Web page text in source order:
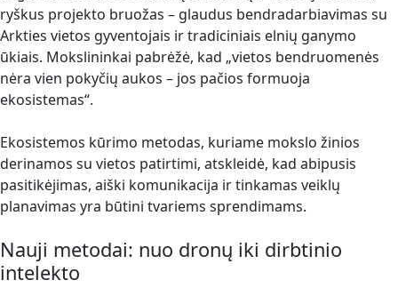
ryškus projekto bruožas – glaudus bendradarbiavimas su
Arkties vietos gyventojais ir tradiciniais elnių ganymo
ūkiais. Mokslininkai pabrėžė, kad „vietos bendruomenės
nėra vien pokyčių aukos – jos pačios formuoja
ekosistemas“.
Ekosistemos kūrimo metodas, kuriame mokslo žinios
derinamos su vietos patirtimi, atskleidė, kad abipusis
pasitikėjimas, aiški komunikacija ir tinkamas veiklų
planavimas yra būtini tvariems sprendimams.
Nauji metodai: nuo dronų iki dirbtinio
intelekto